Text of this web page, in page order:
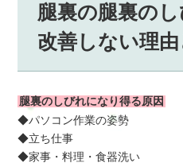
腿裏の腿裏の
改善しない理
腿裏のしびれになり得る原因
◆パソコン作業の姿勢
◆立ち仕事
◆家事・料理・食器洗い